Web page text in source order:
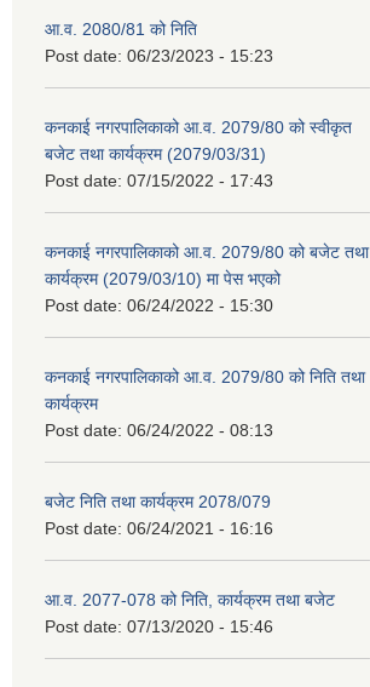
आ.व. 2080/81 को निति
Post date: 06/23/2023 - 15:23
कनकाई नगरपालिकाको आ.व. 2079/80 को स्वीकृत
बजेट तथा कार्यक्रम (2079/03/31)
Post date: 07/15/2022 - 17:43
कनकाई नगरपालिकाको आ.व. 2079/80 को बजेट तथा
कार्यक्रम (2079/03/10) मा पेस भएको
Post date: 06/24/2022 - 15:30
कनकाई नगरपालिकाको आ.व. 2079/80 को निति तथा
कार्यक्रम
Post date: 06/24/2022 - 08:13
बजेट निति तथा कार्यक्रम 2078/079
Post date: 06/24/2021 - 16:16
आ.व. 2077-078 को निति, कार्यक्रम तथा बजेट
Post date: 07/13/2020 - 15:46